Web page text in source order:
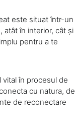
este situat într-un
atât în interior, cât și
pentru a te
vital în procesul de
cu natura, de
de reconectare